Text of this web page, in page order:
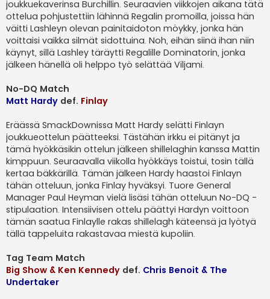
joukkuekaverinsa Burchillin. Seuraavien viikkojen aikana tätä
ottelua pohjustettiin lähinnä Regalin promoilla, joissa hän
väitti Lashleyn olevan painitaidoton möykky, jonka hän
voittaisi vaikka silmät sidottuina. Noh, eihän siinä ihan niin
käynyt, sillä Lashley täräytti Regalille Dominatorin, jonka
jälkeen hänellä oli helppo työ selättää Viljami.
No-DQ Match
Matt Hardy def. Finlay
Eräässä SmackDownissa Matt Hardy selätti Finlayn
joukkueottelun päätteeksi. Tästähän irkku ei pitänyt ja
tämä hyökkäsikin ottelun jälkeen shillelaghin kanssa Mattin
kimppuun. Seuraavalla viikolla hyökkäys toistui, tosin tällä
kertaa bäkkärillä. Tämän jälkeen Hardy haastoi Finlayn
tähän otteluun, jonka Finlay hyväksyi. Tuore General
Manager Paul Heyman vielä lisäsi tähän otteluun No-DQ -
stipulaation. Intensiivisen ottelu päättyi Hardyn voittoon
tämän saatua Finlaylle rakas shillelagh käteensä ja lyötyä
tällä tappeluita rakastavaa miestä kupoliin.
Tag Team Match
Big Show & Ken Kennedy def. Chris Benoit & The
Undertaker